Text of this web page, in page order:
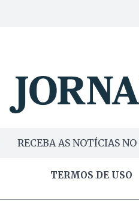
RECEBA AS NOTÍCIAS
TERMOS DE USO